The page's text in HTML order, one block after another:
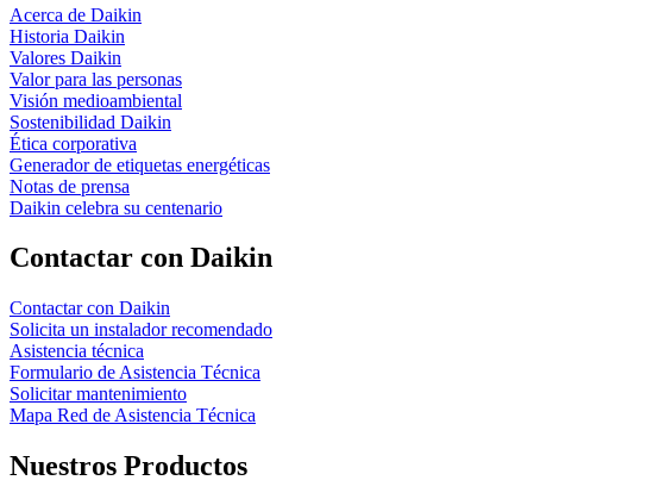
Acerca de Daikin
Historia Daikin
Valores Daikin
Valor para las personas
Visión medioambiental
Sostenibilidad Daikin
Ética corporativa
Generador de etiquetas energéticas
Notas de prensa
Daikin celebra su centenario
Contactar con Daikin
Contactar con Daikin
Solicita un instalador recomendado
Asistencia técnica
Formulario de Asistencia Técnica
Solicitar mantenimiento
Mapa Red de Asistencia Técnica
Nuestros Productos